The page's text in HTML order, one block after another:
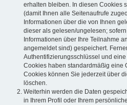
erhalten bleiben. In diesen Cookies
(damit Ihnen alle Seitenaufrufe
Informationen über die von Ihnen
dieser als gelesen/ungelesen;
Informationen über Ihre Teilnahme
angemeldet sind) gespeichert.
Authentifizierungsschlüssel und
Cookies haben standardmäßig eine
Cookies können Sie jederzeit über
löschen.
Weiterhin werden die Daten
in Ihrem Profil oder Ihrem